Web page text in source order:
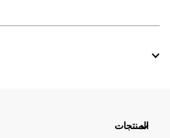
المنتجات